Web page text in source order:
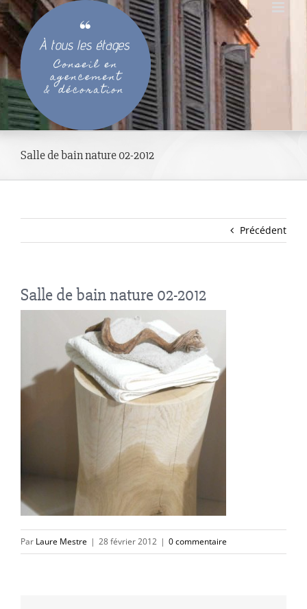
Passer
au
contenu
Salle de bain nature 02-2012
Précédent
Salle de bain nature 02-2012
Par Laure Mestre | 28 février 2012 | 0 commentaire